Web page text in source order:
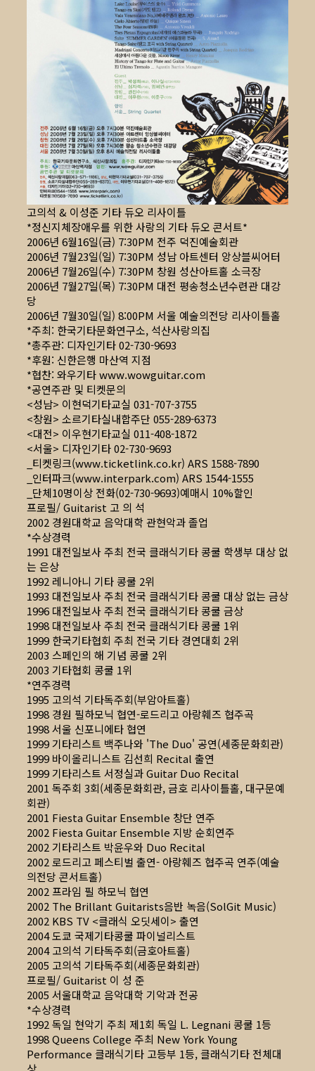
고의석 & 이성준 기타 듀오 리사이틀
*정신지체장애우를 위한 사랑의 기타 듀오 콘서트*
2006년 6월16일(금) 7:30PM 전주 덕진예술회관
2006년 7월23일(일) 7:30PM 성남 아트센터 앙상블씨어터
2006년 7월26일(수) 7:30PM 창원 성산아트홀 소극장
2006년 7월27일(목) 7:30PM 대전 평송청소년수련관 대강
당
2006년 7월30일(일) 8:00PM 서울 예술의전당 리사이틀홀
*주최: 한국기타문화연구소, 석산사랑의집
*총주관: 디자인기타 02-730-9693
*후원: 신한은행 마산역 지점
*협찬: 와우기타www.wowguitar.com
*공연주관 및 티켓문의
<성남> 이현덕기타교실 031-707-3755
<창원> 소르기타실내합주단 055-289-6373
<대전> 이우현기타교실 011-408-1872
<서울> 디자인기타 02-730-9693
_티켓링크(www.ticketlink.co.kr) ARS 1588-7890
_인터파크(www.interpark.com) ARS 1544-1555
_단체10명이상 전화(02-730-9693)예매시 10%할인
프로필/ Guitarist 고 의 석
2002 경원대학교 음악대학 관현악과 졸업
*수상경력
1991 대전일보사 주최 전국 클래식기타 콩쿨 학생부 대상 없
는 은상
1992 레니아니 기타 콩쿨 2위
1993 대전일보사 주최 전국 클래식기타 콩쿨 대상 없는 금상
1996 대전일보사 주최 전국 클래식기타 콩쿨 금상
1998 대전일보사 주최 전국 클래식기타 콩쿨 1위
1999 한국기타협회 주최 전국 기타 경연대회 2위
2003 스페인의 해 기념 콩쿨 2위
2003 기타협회 콩쿨 1위
*연주경력
1995 고의석 기타독주회(부암아트홀)
1998 경원 필하모닉 협연-로드리고 아랑훼즈 협주곡
1998 서울 신포니에타 협연
1999 기타리스트 백주나와 'The Duo' 공연(세종문화회관)
1999 바이올리니스트 김선희 Recital 출연
1999 기타리스트 서정실과 Guitar Duo Recital
2001 독주회 3회(세종문화회관, 금호 리사이틀홀, 대구문예
회관)
2001 Fiesta Guitar Ensemble 창단 연주
2002 Fiesta Guitar Ensemble 지방 순회연주
2002 기타리스트 박윤우와 Duo Recital
2002 로드리고 페스티벌 출연- 아랑훼즈 협주곡 연주(예술
의전당 콘서트홀)
2002 프라임 필 하모닉 협연
2002 The Brillant Guitarists음반 녹음(SolGit Music)
2002 KBS TV <클래식 오딧세이> 출연
2004 도쿄 국제기타콩쿨 파이널리스트
2004 고의석 기타독주회(금호아트홀)
2005 고의석 기타독주회(세종문화회관)
프로필/ Guitarist 이 성 준
2005 서울대학교 음악대학 기악과 전공
*수상경력
1992 독일 현악기 주최 제1회 독일 L. Legnani 콩쿨 1등
1998 Queens College 주최 New York Young
Performance 클래식기타 고등부 1등, 클래식기타 전체대